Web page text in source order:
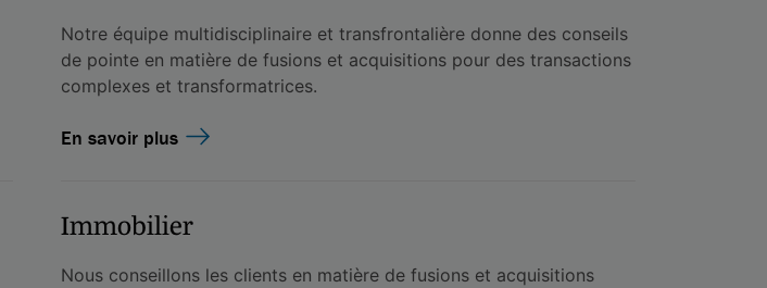
Notre équipe multidisciplinaire et transfrontalière donne des conseils
de pointe en matière de fusions et acquisitions pour des transactions
complexes et transformatrices.
En savoir plus
Immobilier
Nous conseillons les clients en matière de fusions et acquisitions